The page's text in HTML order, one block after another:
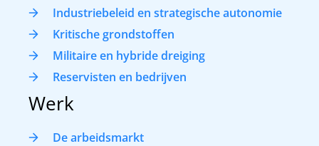
Industriebeleid en strategische autonomie
Kritische grondstoffen
Militaire en hybride dreiging
Reservisten en bedrijven
Werk
De arbeidsmarkt